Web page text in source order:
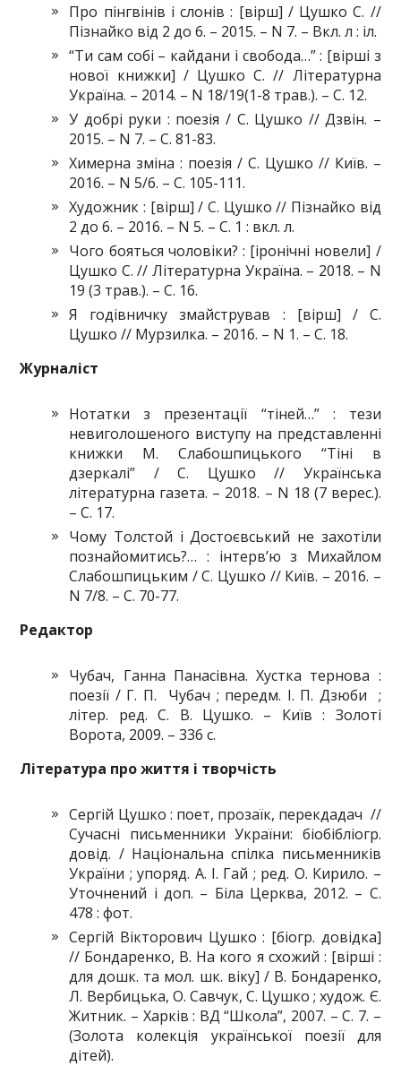
Про пінгвінів і слонів : [вірш] / Цушко С. //
Пізнайко від 2 до 6. – 2015. – N 7. – Вкл. л : іл.
“Ти сам собі – кайдани і свобода…” : [вірші з
нової книжки] / Цушко С. // Літературна
Україна. – 2014. – N 18/19(1-8 трав.). – С. 12.
У добрі руки : поезія / С. Цушко // Дзвін. –
2015. – N 7. – С. 81-83.
Химерна зміна : поезія / С. Цушко // Київ. –
2016. – N 5/6. – С. 105-111.
Художник : [вірш] / С. Цушко // Пізнайко від
2 до 6. – 2016. – N 5. – С. 1 : вкл. л.
Чого бояться чоловіки? : [іронічні новели] /
Цушко С. // Літературна Україна. – 2018. – N
19 (3 трав.). – С. 16.
Я годівничку змайстрував : [вірш] / С.
Цушко // Мурзилка. – 2016. – N 1. – С. 18.
Журналіст
Нотатки з презентації “тіней…” : тези
невиголошеного виступу на представленні
книжки М. Слабошпицького “Тіні в
дзеркалі” / С. Цушко // Українська
літературна газета. – 2018. – N 18 (7 верес.).
– С. 17.
Чому Толстой і Достоєвський не захотіли
познайомитись?… : інтерв’ю з Михайлом
Слабошпицьким / С. Цушко // Київ. – 2016. –
N 7/8. – С. 70-77.
Редактор
Чубач, Ганна Панасівна. Хустка тернова :
поезії / Г. П. Чубач ; передм. І. П. Дзюби ;
літер. ред. С. В. Цушко. – Київ : Золоті
Ворота, 2009. – 336 с.
Література про життя і творчість
Сергій Цушко : поет, прозаїк, перекдадач //
Сучасні письменники України: біобібліогр.
довід. / Національна спілка письменників
України ; упоряд. А. І. Гай ; ред. О. Кирило. –
Уточнений і доп. – Біла Церква, 2012. – С.
478 : фот.
Сергiй Вікторович Цушко : [біогр. довідка]
// Бондаренко, В. На кого я схожий : [вірші :
для дошк. та мол. шк. віку] / В. Бондаренко,
Л. Вербицька, О. Савчук, С. Цушко ; худож. Є.
Житник. – Харків : ВД “Школа”, 2007. – С. 7. –
(Золота колекція української поезії для
дітей).